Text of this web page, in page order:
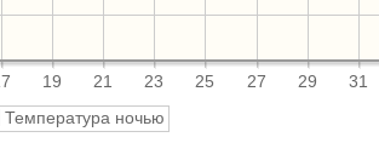
19 21 23 25 27 29 31
Температура ночью